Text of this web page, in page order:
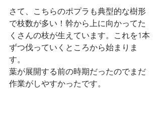
さて、こちらのポプラも典型的な樹形
で枝数が多い！幹から上に向かってた
くさんの枝が生えています。これを1本
ずつ伐っていくところから始まりま
す。
葉が展開する前の時期だったのでまだ
作業がしやすかったです。